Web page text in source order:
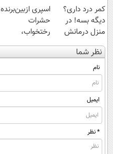
کمر درد داری؟
دیگه بسه! در
منزل درمانش
کن
(◀پرسش‌نامه)
اسپری ازبین‌برنده
حشرات
رختخواب،
مناسب برای
نظر شما
نام
ایمیل
* نظر